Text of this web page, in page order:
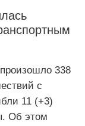
338
с
11 (+3)
Об этом